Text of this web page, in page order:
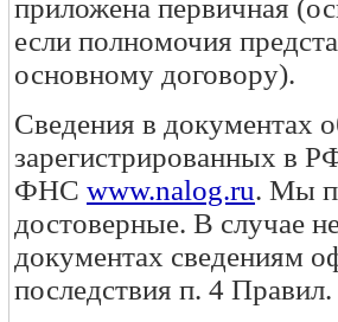
приложена первичная
если полномочия
основному договору).
Сведения в документах
зарегистрированных в
ФНС www.nalog.ru. Мы
достоверные. В случае
документах сведениям
последствия п. 4 Правил.